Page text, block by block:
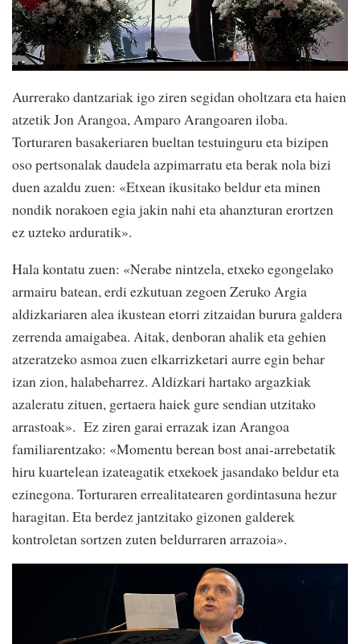
Aurrerako dantzariak igo ziren segidan oholtzara eta haien
atzetik Jon Arangoa, Amparo Arangoaren iloba.
Torturaren basakeriaren bueltan testuinguru eta bizipen
oso pertsonalak daudela azpimarratu eta berak nola bizi
duen azaldu zuen: «Etxean ikusitako beldur eta minen
nondik norakoen egia jakin nahi eta ahanzturan erortzen
ez uzteko arduratik».
Hala kontatu zuen: «Nerabe nintzela, etxeko egongelako
armairu batean, erdi ezkutuan zegoen Zeruko Argia
aldizkariaren alea ikustean etorri zitzaidan burura galdera
zerrenda amaigabea. Aitak, denboran ahalik eta gehien
atzeratzeko asmoa zuen elkarrizketari aurre egin behar
izan zion, halabeharrez. Aldizkari hartako argazkiak
azaleratu zituen, gertaera haiek gure sendian utzitako
arrastoak». Ez ziren garai errazak izan Arangoa
familiarentzako: «Momentu berean bost anai-arrebetatik
hiru kuartelean izateagatik etxekoek jasandako beldur eta
ezinegona. Torturaren errealitatearen gordintasuna hezur
haragitan. Eta berdez jantzitako gizonen galderek
kontroletan sortzen zuten beldurraren arrazoia».